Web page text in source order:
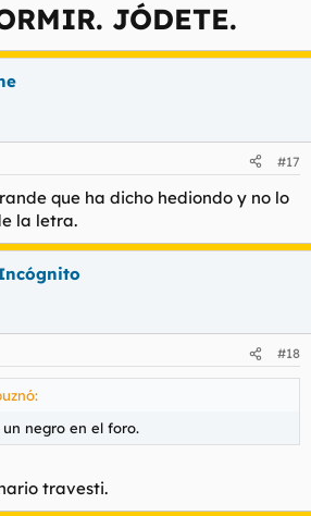
JÓDETE.
#17
que ha dicho hediondo y no lo
la letra.
#18
negro en el foro.
travesti.